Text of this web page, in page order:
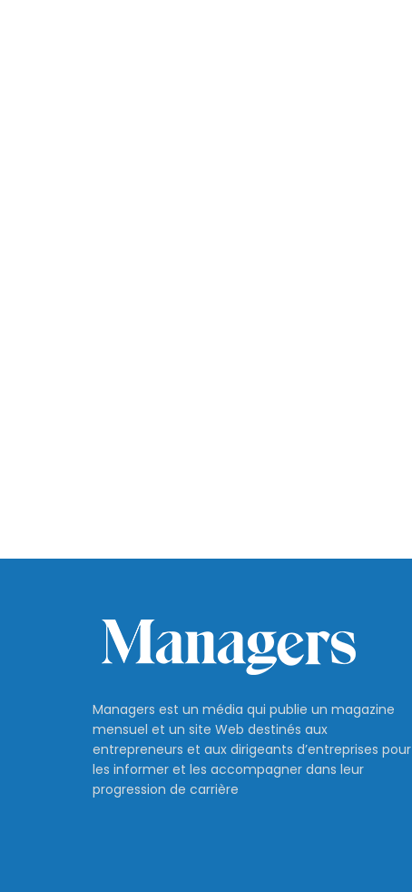
Managers est un média qui publie un magazine
mensuel et un site Web destinés aux
entrepreneurs et aux dirigeants d’entreprises pour
les informer et les accompagner dans leur
progression de carrière